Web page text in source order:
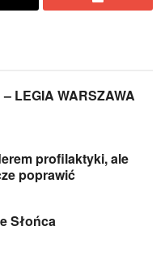
LEGIA WARSZAWA
profilaktyki, ale
poprawić
Słońca